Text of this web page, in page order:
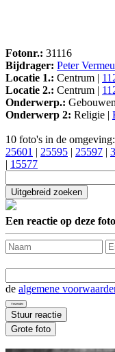
Fotonr.: 31116
Bijdrager: Peter
Locatie 1.: Centrum |
Locatie 2.: Centrum |
Onderwerp.:
Onderwerp 2: Religie |
10 foto's in de omgeving:
25601 | 25595 | 25597 |
| 15577
Een reactie op deze
de algemene